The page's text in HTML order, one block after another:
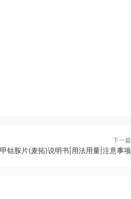
下一篇
甲钴胺片(麦拓)说明书|用法用量|注意事项